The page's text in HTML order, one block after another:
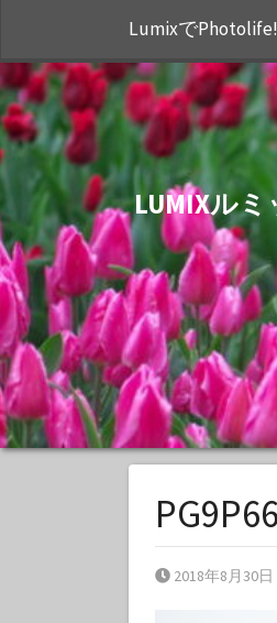
LumixでPhotolife!
LUMIXル
Posted on
2018年8月30日